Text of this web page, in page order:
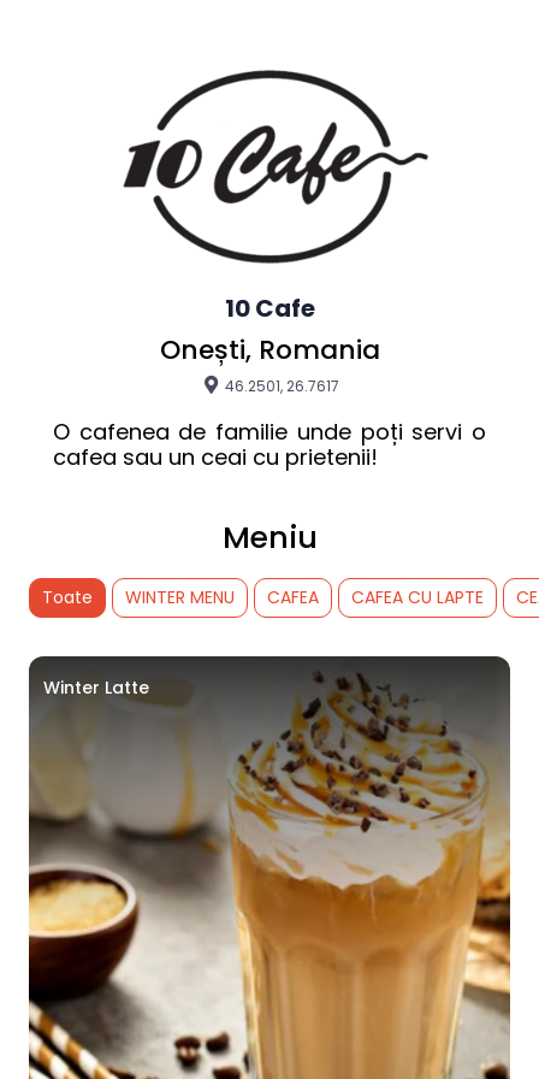
10 Cafe
Onești, Romania
46.2501, 26.7617
O cafenea de familie unde poți servi o
cafea sau un ceai cu prietenii!
Meniu
Toate WINTER MENU CAFEA CAFEA CU LAPTE
Winter Latte